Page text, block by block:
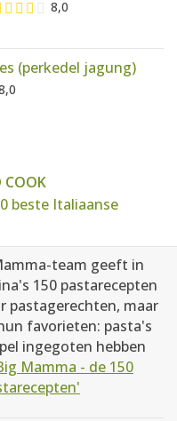
8,0
(perkedel jagung)
COOK
beste Italiaanse
team geeft in
150 pastarecepten
pastagerechten, maar
favorieten: pasta's
ingegoten hebben
Mamma - de 150